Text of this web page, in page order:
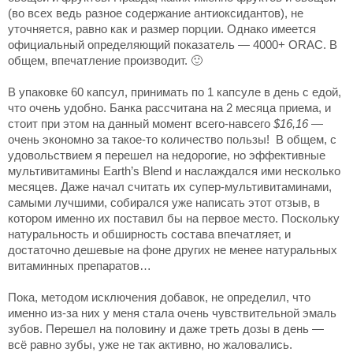
(во всех ведь разное содержание антиоксидантов), не
уточняется, равно как и размер порции. Однако имеется
официальный определяющий показатель — 4000+ ORAC. В
общем, впечатление производит. 🙂
В упаковке 60 капсул, принимать по 1 капсуле в день с едой,
что очень удобно. Банка рассчитана на 2 месяца приема, и
стоит при этом на данный момент всего-навсего $16,16 —
очень экономно за такое-то количество пользы! В общем, с
удовольствием я перешел на недорогие, но эффективные
мультивитамины Earth’s Blend и наслаждался ими несколько
месяцев. Даже начал считать их супер-мультивитаминами,
самыми лучшими, собирался уже написать этот отзыв, в
котором именно их поставил бы на первое место. Поскольку
натуральность и обширность состава впечатляет, и
достаточно дешевые на фоне других не менее натуральных
витаминных препаратов…
Пока, методом исключения добавок, не определил, что
именно из-за них у меня стала очень чувствительной эмаль
зубов. Перешел на половину и даже треть дозы в день —
всё равно зубы, уже не так активно, но жаловались.